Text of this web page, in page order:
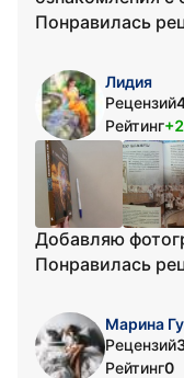
Понравилась
Лидия
Рецензий
Рейтинг+2
Добавляю
Понравилась
Марина
Рецензий
Рейтинг0